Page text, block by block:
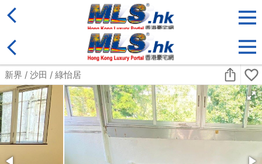
售盤 類別
收藏
搜尋條件: 售盤
黃金置頂